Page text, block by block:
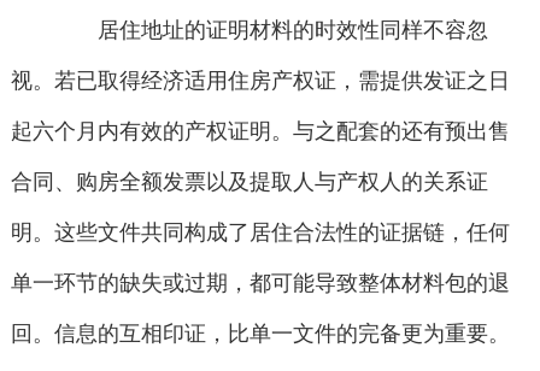
居住地址的证明材料的时效性同样不容忽
视。若已取得经济适用住房产权证，需提供发证之日
起六个月内有效的产权证明。与之配套的还有预出售
合同、购房全额发票以及提取人与产权人的关系证
明。这些文件共同构成了居住合法性的证据链，任何
单一环节的缺失或过期，都可能导致整体材料包的退
回。信息的互相印证，比单一文件的完备更为重要。